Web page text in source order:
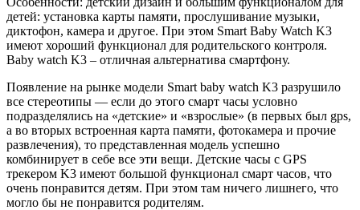
детей: установка карты памяти, прослушивание музыки,
диктофон, камера и другое. При этом Smart Baby Watch K3
имеют хороший функционал для родительского контроля.
Baby watch K3 – отличная альтернатива смартфону.
Появление на рынке модели Smart baby watch K3 разрушило
все стереотипы — если до этого смарт часы условно
подразделялись на «детские» и «взрослые» (в первых был gps,
а во вторых встроенная карта памяти, фотокамера и прочие
развлечения), то представленная модель успешно
комбинирует в себе все эти вещи. Детские часы с GPS
трекером K3 имеют большой функционал смарт часов, что
очень понравится детям. При этом там ничего лишнего, что
могло бы не понравится родителям.